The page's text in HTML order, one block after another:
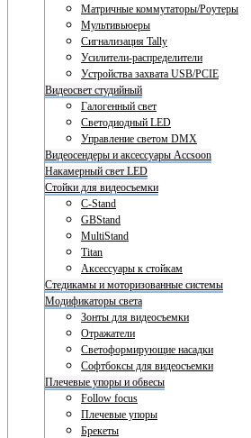
Матричные коммутаторы/Роутеры
Мультивьюеры
Сигнализация Tally
Усилители-распределители
Устройства захвата USB/PCIE
Видеосвет студийный
Галогенный свет
Светодиодный LED
Управление светом DMX
Видеосендеры и аксессуары Accsoon
Накамерный свет LED
Стойки для видеосъемки
C-Stand
GBStand
MultiStand
Titan
Аксессуары к стойкам
Стедикамы и моторизованные системы
Модификаторы света
Зонты для видеосъемки
Отражатели
Светоформирующие насадки
Софтбоксы для видеосъемки
Плечевые упоры и обвесы
Follow focus
Плечевые упоры
Брекеты